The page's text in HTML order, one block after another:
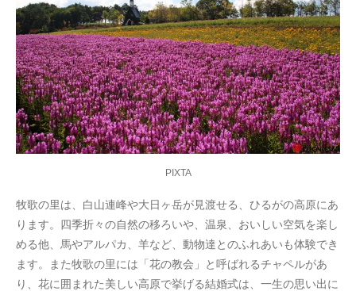
PIXTA
牧歌の里は、白山連峰や大日ヶ岳が見渡せる、ひるがの高原にあ
ります。四季折々の自然の移ろいや、温泉、おいしい空気を楽し
める他、馬やアルパカ、羊など、動物達とのふれあいも体験でき
ます。また牧歌の里には「花の教会」と呼ばれるチャペルがあ
り、花に囲まれた美しい高原で挙げる結婚式は、一生の思い出に